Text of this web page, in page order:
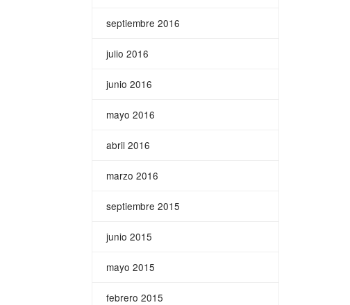
septiembre 2016
julio 2016
junio 2016
mayo 2016
abril 2016
marzo 2016
septiembre 2015
junio 2015
mayo 2015
febrero 2015